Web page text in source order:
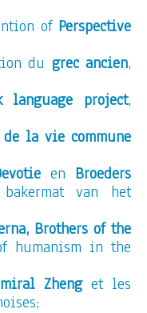
of Perspective
du grec ancien,
language project,
de la vie commune
en Broeders
van het
Brothers of the
humanism in the
Zhenget les
;